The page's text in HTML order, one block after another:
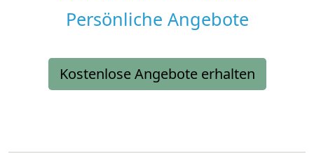
Persönliche Angebote
Kostenlose Angebote erhalten